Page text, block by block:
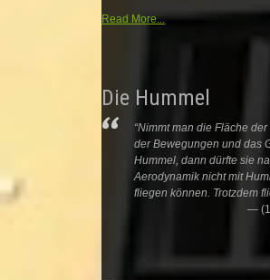
Read More...
Die Hummel
“Nimmt man die Fläche
der Bewegungen und das
Hummel, dann dürfte sie
Aerodynamik nicht mit
fliegen können. Trotzdem